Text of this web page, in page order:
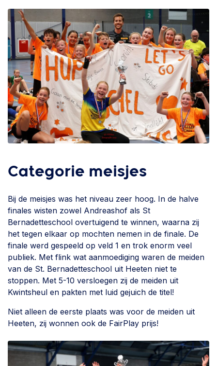
Categorie meisjes
Bij de meisjes was het niveau zeer hoog. In de halve
finales wisten zowel Andreashof als St
Bernadetteschool overtuigend te winnen, waarna zij
het tegen elkaar op mochten nemen in de finale. De
finale werd gespeeld op veld 1 en trok enorm veel
publiek. Met flink wat aanmoediging waren de meiden
van de St. Bernadetteschool uit Heeten niet te
stoppen. Met 5-10 versloegen zij de meiden uit
Kwintsheul en pakten met luid gejuich de titel!
Niet alleen de eerste plaats was voor de meiden uit
Heeten, zij wonnen ook de FairPlay prijs!